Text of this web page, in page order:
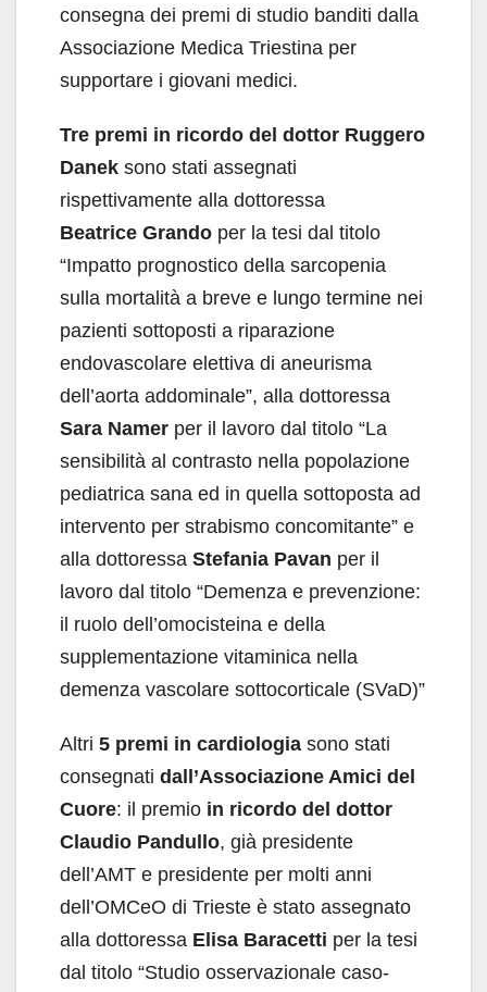
consegna dei premi di studio banditi dalla
Associazione Medica Triestina per
supportare i giovani medici.
Tre premi in ricordo del dottor Ruggero
Danek sono stati assegnati
rispettivamente alla dottoressa
Beatrice Grando per la tesi dal titolo
“Impatto prognostico della sarcopenia
sulla mortalità a breve e lungo termine nei
pazienti sottoposti a riparazione
endovascolare elettiva di aneurisma
dell’aorta addominale”, alla dottoressa
Sara Namer per il lavoro dal titolo “La
sensibilità al contrasto nella popolazione
pediatrica sana ed in quella sottoposta ad
intervento per strabismo concomitante” e
alla dottoressa Stefania Pavan per il
lavoro dal titolo “Demenza e prevenzione:
il ruolo dell’omocisteina e della
supplementazione vitaminica nella
demenza vascolare sottocorticale (SVaD)”
Altri 5 premi in cardiologia sono stati
consegnati dall’Associazione Amici del
Cuore: il premio in ricordo del dottor
Claudio Pandullo, già presidente
dell’AMT e presidente per molti anni
dell’OMCeO di Trieste è stato assegnato
alla dottoressa Elisa Baracetti per la tesi
dal titolo “Studio osservazionale caso-